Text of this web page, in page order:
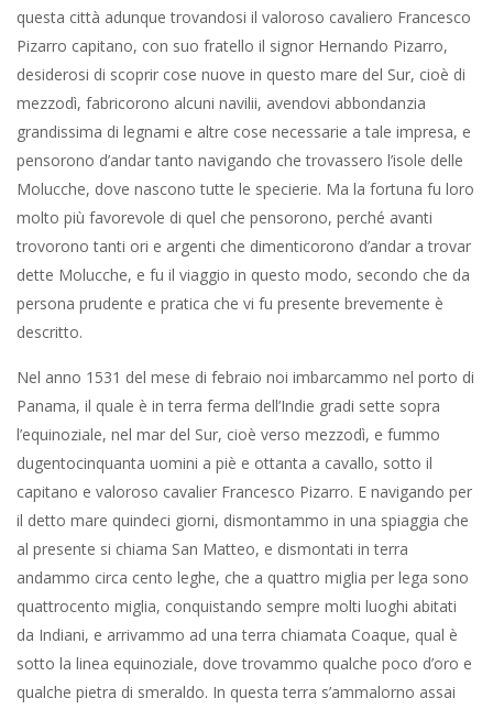
questa città adunque trovandosi il valoroso cavaliero Francesco
Pizarro capitano, con suo fratello il signor Hernando Pizarro,
desiderosi di scoprir cose nuove in questo mare del Sur, cioè di
mezzodì, fabricorono alcuni navilii, avendovi abbondanzia
grandissima di legnami e altre cose necessarie a tale impresa, e
pensorono d’andar tanto navigando che trovassero l’isole delle
Molucche, dove nascono tutte le specierie. Ma la fortuna fu loro
molto più favorevole di quel che pensorono, perché avanti
trovorono tanti ori e argenti che dimenticorono d’andar a trovar
dette Molucche, e fu il viaggio in questo modo, secondo che da
persona prudente e pratica che vi fu presente brevemente è
descritto.
Nel anno 1531 del mese di febraio noi imbarcammo nel porto di
Panama, il quale è in terra ferma dell’Indie gradi sette sopra
l’equinoziale, nel mar del Sur, cioè verso mezzodì, e fummo
dugentocinquanta uomini a piè e ottanta a cavallo, sotto il
capitano e valoroso cavalier Francesco Pizarro. E navigando per
il detto mare quindeci giorni, dismontammo in una spiaggia che
al presente si chiama San Matteo, e dismontati in terra
andammo circa cento leghe, che a quattro miglia per lega sono
quattrocento miglia, conquistando sempre molti luoghi abitati
da Indiani, e arrivammo ad una terra chiamata Coaque, qual è
sotto la linea equinoziale, dove trovammo qualche poco d’oro e
qualche pietra di smeraldo. In questa terra s’ammalorno assai